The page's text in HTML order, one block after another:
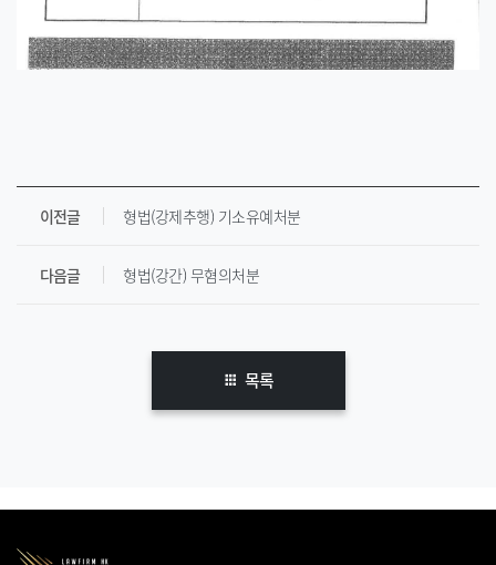
이전글 형법(강제추행) 기소유예처분
다음글 형법(강간) 무혐의처분
목록